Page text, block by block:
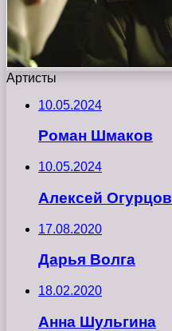
Артисты
10.05.2024
Роман Шмаков
10.05.2024
Алексей Огурцов
17.08.2020
Дарья Волга
18.02.2020
Анна Шульгина